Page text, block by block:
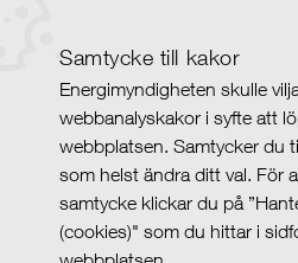
Samtycke till kakor
Energimyndigheten skulle
webbanalyskakor i syfte att
webbplatsen. Samtycker du
som helst ändra ditt val. För
samtycke klickar du på
(cookies)" som du hittar i